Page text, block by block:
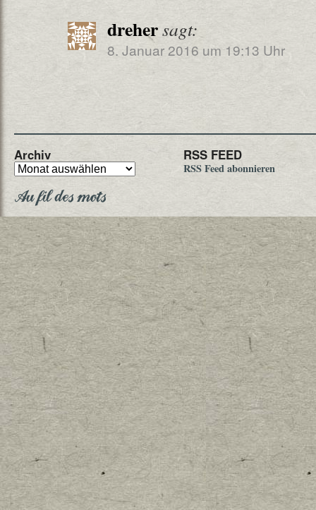
drehersagt:
8. Januar 2016 um 19:13 Uhr
Archiv RSS FEED
RSS Feed abonnieren
Au fil des mots